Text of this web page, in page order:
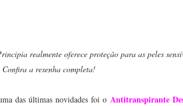
realmente oferece proteção para as peles
a resenha completa!
das últimas novidades foi o Antitranspirante